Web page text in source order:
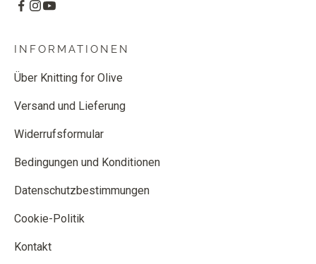
INFORMATIONEN
Über Knitting for Olive
Versand und Lieferung
Widerrufsformular
Bedingungen und Konditionen
Datenschutzbestimmungen
Cookie-Politik
Kontakt